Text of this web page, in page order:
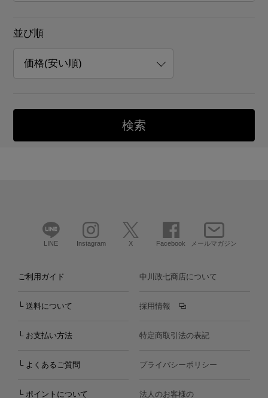
並び順
LINE Instagram X Facebook メールマガジン
ご利用ガイド
└ 送料について
└ お支払い方法
└ よくあるご質問
└ ポイントについて
中川政七商店について
採用情報
特定商取引法の表記
プライバシーポリシー
法人のお客様の